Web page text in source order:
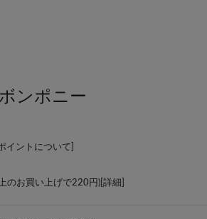
ンポニー
イントについて
のお買い上げで220円)[ 詳細